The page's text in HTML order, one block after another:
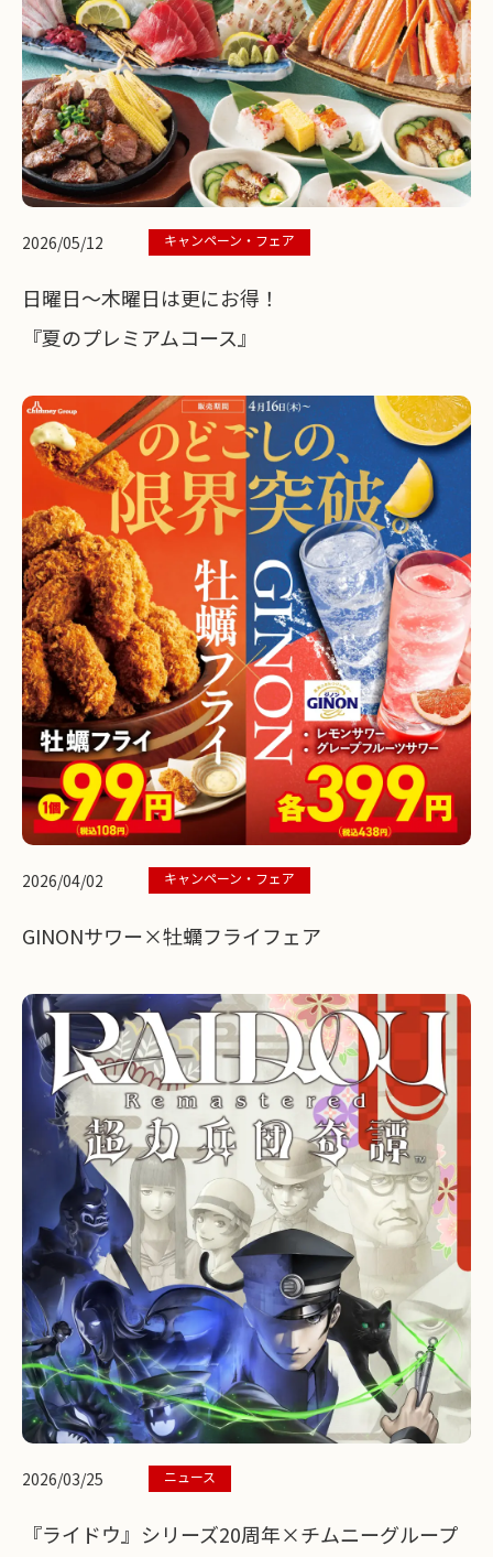
2026/05/12 キャンペーン・フェア
日曜日～木曜日は更にお得！
『夏のプレミアムコース』
2026/04/02 キャンペーン・フェア
GINONサワー×牡蠣フライフェア
2026/03/25 ニュース
『ライドウ』シリーズ20周年×チムニーグループ